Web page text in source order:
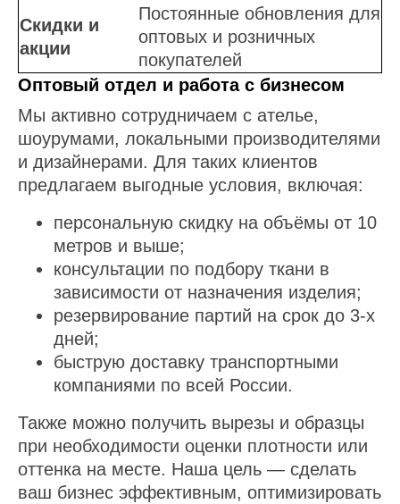
Скидки и
акции
Постоянные обновления для
оптовых и розничных
покупателей
Оптовый отдел и работа с бизнесом
Мы активно сотрудничаем с ателье,
шоурумами, локальными производителями
и дизайнерами. Для таких клиентов
предлагаем выгодные условия, включая:
персональную скидку на объёмы от 10
метров и выше;
консультации по подбору ткани в
зависимости от назначения изделия;
резервирование партий на срок до 3-х
дней;
быструю доставку транспортными
компаниями по всей России.
Также можно получить вырезы и образцы
при необходимости оценки плотности или
оттенка на месте. Наша цель — сделать
ваш бизнес эффективным, оптимизировать